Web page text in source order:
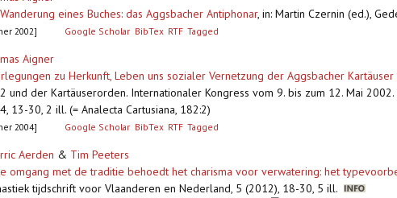
eines Buches: das Aggsbacher Antiphonar, in: Martin Czernin (ed.),
2002] Google Scholar BibTex RTF Tagged
Aigner
zu Herkunft, Leben uns sozialer Vernetzung der Aggsbacher
und der Kartäuserorden. Internationaler Kongress vom 9. bis zum 12. Mai
13-30, 2 ill. (= Analecta Cartusiana, 182:2)
2004] Google Scholar BibTex RTF Tagged
Aerden & Tim Peeters
omgang met de traditie behoedt het charisma voor verwatering: het
tijdschrift voor Vlaanderen en Nederland, 5 (2012), 18-30, 5 ill.